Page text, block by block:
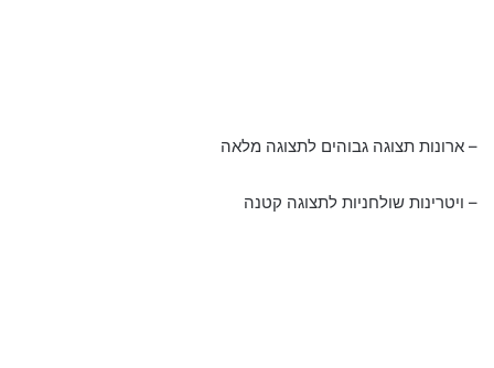
– ארונות תצוגה גבוהים לתצוגה מלאה
– ויטרינות שולחניות לתצוגה קטנה